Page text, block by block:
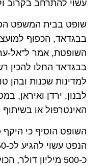
עשוי להתרחב בקרוב
שופט בבית המשפט
בבגדאד, הכפוף
השופטת, אמר ל"אל-
בבגדאד החלו להכין
למדינות שכנות ובהן
לבנון, ירדן ואיראן,
האינטרפול או
השופט הוסיף כי
כ-500 מיליון